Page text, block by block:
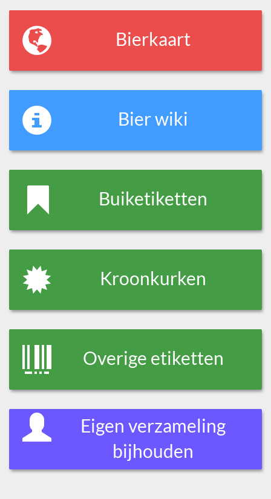
Bierkaart
Bier wiki
Buiketiketten
Kroonkurken
Overige etiketten
Eigen verzameling
bijhouden